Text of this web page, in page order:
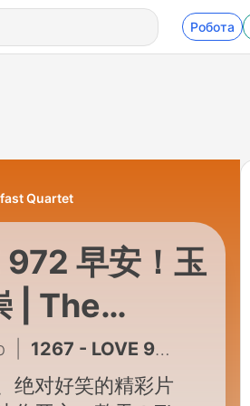
Робота
Quartet
972 早安！玉
| The
Quartet
1267 - LOVE 972 早安！玉建煌崇：陈洁仪很爱吃榴莲
绝对好笑的精彩片